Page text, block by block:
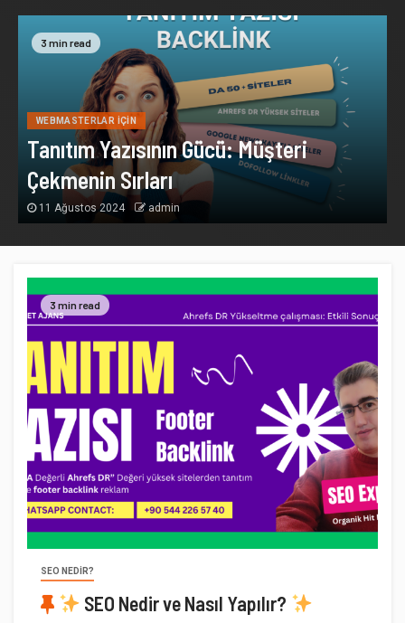
3 min read
WEBMASTERLAR İÇIN
Tanıtım Yazısının Gücü: Müşteri
Çekmenin Sırları
11 Ağustos 2024 admin
3 min read
SEO NEDIR?
SEO Nedir ve Nasıl Yapılır?